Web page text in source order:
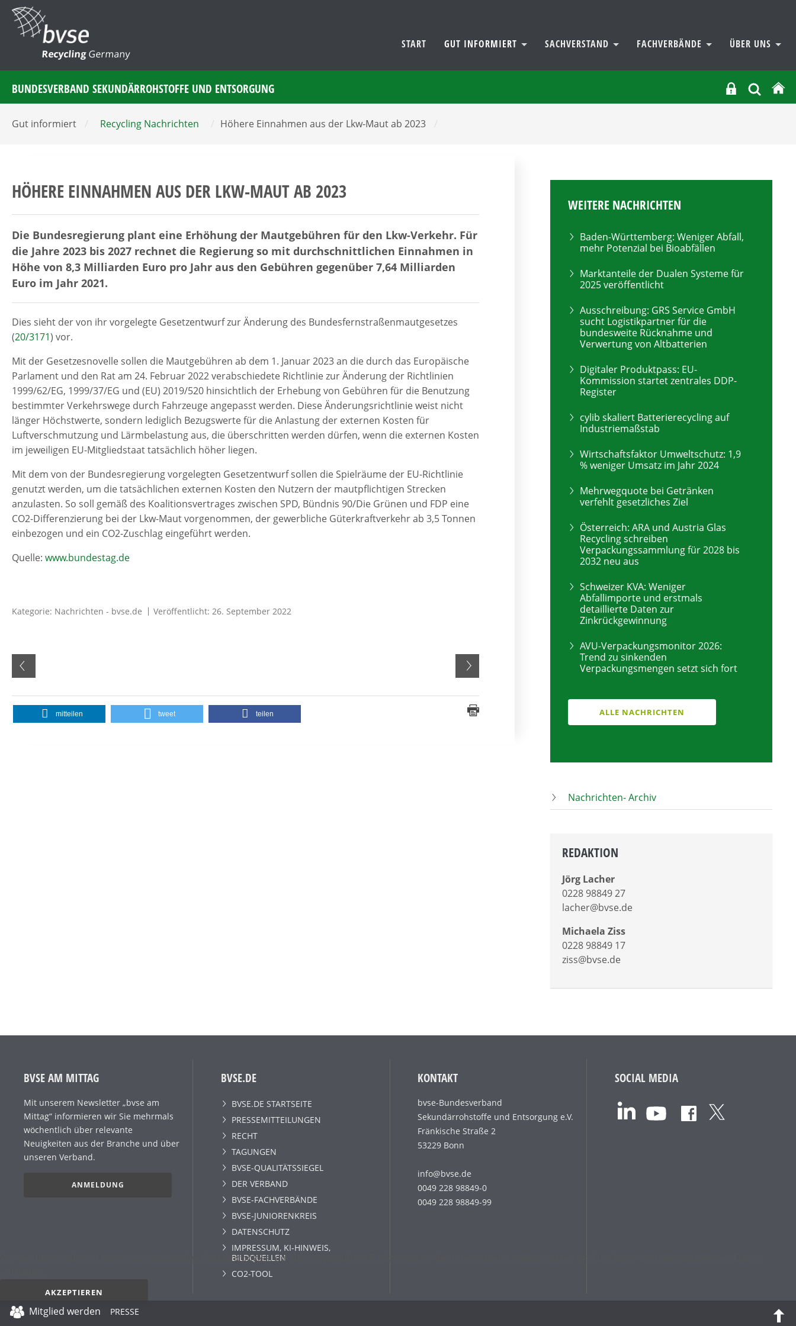
RecyclingGermany
START GUT INFORMIERT SACHVERSTAND FACHVERBÄNDE ÜBER UNS
BUNDESVERBAND SEKUNDÄRROHSTOFFE UND ENTSORGUNG
Gut informiert / Recycling Nachrichten / Höhere Einnahmen aus der Lkw-Maut ab 2023 /
HÖHERE EINNAHMEN AUS DER LKW-MAUT AB 2023
Die Bundesregierung plant eine Erhöhung der Mautgebühren für den Lkw-Verkehr. Für
die Jahre 2023 bis 2027 rechnet die Regierung so mit durchschnittlichen Einnahmen in
Höhe von 8,3 Milliarden Euro pro Jahr aus den Gebühren gegenüber 7,64 Milliarden
Euro im Jahr 2021.
Dies sieht der von ihr vorgelegte Gesetzentwurf zur Änderung des Bundesfernstraßenmautgesetzes
(20/3171) vor.
Mit der Gesetzesnovelle sollen die Mautgebühren ab dem 1. Januar 2023 an die durch das Europäische
Parlament und den Rat am 24. Februar 2022 verabschiedete Richtlinie zur Änderung der Richtlinien
1999/62/EG, 1999/37/EG und (EU) 2019/520 hinsichtlich der Erhebung von Gebühren für die Benutzung
bestimmter Verkehrswege durch Fahrzeuge angepasst werden. Diese Änderungsrichtlinie weist nicht
länger Höchstwerte, sondern lediglich Bezugswerte für die Anlastung der externen Kosten für
Luftverschmutzung und Lärmbelastung aus, die überschritten werden dürfen, wenn die externen Kosten
im jeweiligen EU-Mitgliedstaat tatsächlich höher liegen.
Mit dem von der Bundesregierung vorgelegten Gesetzentwurf sollen die Spielräume der EU-Richtlinie
genutzt werden, um die tatsächlichen externen Kosten den Nutzern der mautpflichtigen Strecken
anzulasten. So soll gemäß des Koalitionsvertrages zwischen SPD, Bündnis 90/Die Grünen und FDP eine
CO2-Differenzierung bei der Lkw-Maut vorgenommen, der gewerbliche Güterkraftverkehr ab 3,5 Tonnen
einbezogen und ein CO2-Zuschlag eingeführt werden.
Quelle: www.bundestag.de
Kategorie: Nachrichten - bvse.de Veröffentlicht: 26. September 2022
mitteilen tweet teilen
WEITERE NACHRICHTEN
Baden-Württemberg: Weniger Abfall,
mehr Potenzial bei Bioabfällen
Marktanteile der Dualen Systeme für
2025 veröffentlicht
Ausschreibung: GRS Service GmbH
sucht Logistikpartner für die
bundesweite Rücknahme und
Verwertung von Altbatterien
Digitaler Produktpass: EU-
Kommission startet zentrales DDP-
Register
cylib skaliert Batterierecycling auf
Industriemaßstab
Wirtschaftsfaktor Umweltschutz: 1,9
% weniger Umsatz im Jahr 2024
Mehrwegquote bei Getränken
verfehlt gesetzliches Ziel
Österreich: ARA und Austria Glas
Recycling schreiben
Verpackungssammlung für 2028 bis
2032 neu aus
Schweizer KVA: Weniger
Abfallimporte und erstmals
detaillierte Daten zur
Zinkrückgewinnung
AVU-Verpackungsmonitor 2026:
Trend zu sinkenden
Verpackungsmengen setzt sich fort
ALLE NACHRICHTEN
Nachrichten- Archiv
REDAKTION
Jörg Lacher
0228 98849 27
lacher@bvse.de
Michaela Ziss
0228 98849 17
ziss@bvse.de
BVSE AM MITTAG
Mit unserem Newsletter „bvse am
Mittag“ informieren wir Sie mehrmals
wöchentlich über relevante
Neuigkeiten aus der Branche und über
unseren Verband.
ANMELDUNG
BVSE.DE
BVSE.DE STARTSEITE
PRESSEMITTEILUNGEN
RECHT
TAGUNGEN
BVSE-QUALITÄTSSIEGEL
DER VERBAND
BVSE-FACHVERBÄNDE
BVSE-JUNIORENKREIS
DATENSCHUTZ
IMPRESSUM, KI-HINWEIS,
BILDQUELLEN
CO2-TOOL
KONTAKT
bvse-Bundesverband
Sekundärrohstoffe und Entsorgung e.V.
Fränkische Straße 2
53229 Bonn
info@bvse.de
0049 228 98849-0
0049 228 98849-99
SOCIAL MEDIA
Mitglied werden PRESSE
Wir benutzen lediglich technisch notwendige Sessioncookies, die das einwandfreie Funktionieren der Internetseite gewährleisten und die keine personenbezogenen Daten
AKZEPTIEREN
Datenschutz­erklärung